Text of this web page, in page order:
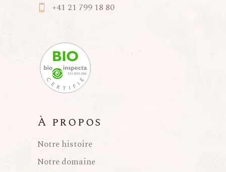
+41 21 799 18 80
À propos
Notre histoire
Notre domaine